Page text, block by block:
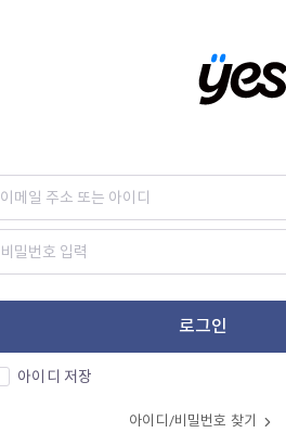
로그인
아이디 저장
아이디/비밀번호 찾기